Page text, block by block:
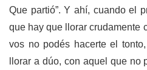
Que partió”. Y ahí, cuando el
que hay que llorar crudamente
vos no podés hacerte el
llorar a dúo, con aquel que